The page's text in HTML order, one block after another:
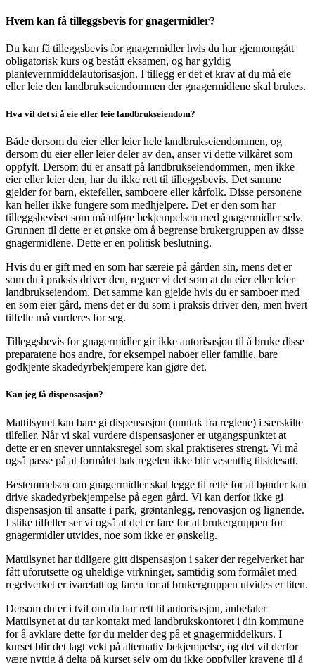
Hvem kan få tilleggsbevis for gnagermidler?
Du kan få tilleggsbevis for gnagermidler hvis du har gjennomgått
obligatorisk kurs og bestått eksamen, og har gyldig
plantevernmiddelautorisasjon. I tillegg er det et krav at du må eie
eller leie den landbrukseiendommen der gnagermidlene skal brukes.
Hva vil det si å eie eller leie landbrukseiendom?
Både dersom du eier eller leier hele landbrukseiendommen, og
dersom du eier eller leier deler av den, anser vi dette vilkåret som
oppfylt. Dersom du er ansatt på landbrukseiendommen, men ikke
eier eller leier den, har du ikke rett til tilleggsbevis. Det samme
gjelder for barn, ektefeller, samboere eller kårfolk. Disse personene
kan heller ikke fungere som medhjelpere. Det er den som har
tilleggsbeviset som må utføre bekjempelsen med gnagermidler selv.
Grunnen til dette er et ønske om å begrense brukergruppen av disse
gnagermidlene. Dette er en politisk beslutning.
Hvis du er gift med en som har særeie på gården sin, mens det er
som du i praksis driver den, regner vi det som at du eier eller leier
landbrukseiendom. Det samme kan gjelde hvis du er samboer med
en som eier gård, mens det er du som i praksis driver den, men hvert
tilfelle må vurderes for seg.
Tilleggsbevis for gnagermidler gir ikke autorisasjon til å bruke disse
preparatene hos andre, for eksempel naboer eller familie, bare
godkjente skadedyrbekjempere kan gjøre det.
Kan jeg få dispensasjon?
Mattilsynet kan bare gi dispensasjon (unntak fra reglene) i særskilte
tilfeller. Når vi skal vurdere dispensasjoner er utgangspunktet at
dette er en snever unntaksregel som skal praktiseres strengt. Vi må
også passe på at formålet bak regelen ikke blir vesentlig tilsidesatt.
Bestemmelsen om gnagermidler skal legge til rette for at bønder kan
drive skadedyrbekjempelse på egen gård. Vi kan derfor ikke gi
dispensasjon til ansatte i park, grøntanlegg, renovasjon og lignende.
I slike tilfeller ser vi også at det er fare for at brukergruppen for
gnagermidler utvides, noe som ikke er ønskelig.
Mattilsynet har tidligere gitt dispensasjon i saker der regelverket har
fått uforutsette og uheldige virkninger, samtidig som formålet med
regelverket er ivaretatt og faren for at brukergruppen utvides er liten.
Dersom du er i tvil om du har rett til autorisasjon, anbefaler
Mattilsynet at du tar kontakt med landbrukskontoret i din kommune
for å avklare dette før du melder deg på et gnagermiddelkurs. I
kurset blir det lagt vekt på alternativ bekjempelse, og det vil derfor
være nyttig å delta på kurset selv om du ikke oppfyller kravene til å